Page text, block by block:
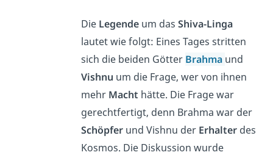
Die Legendeum das Shiva-Linga
lautet wie folgt: Eines Tages stritten
sich die beiden Götter Brahma und
Vishnu um die Frage, wer von ihnen
mehr Macht hätte. Die Frage war
gerechtfertigt, denn Brahma war der
Schöpferund Vishnu der Erhalterdes
Kosmos. Die Diskussion wurde